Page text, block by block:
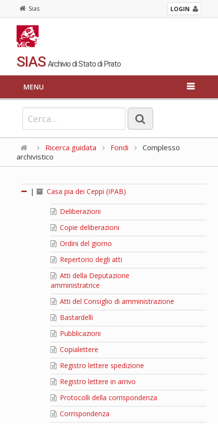
Sias LOGIN
SIAS Archivio di Stato di Prato
MENU
Ricerca guidata Fondi
Complesso
archivistico
| Casa pia dei Ceppi (IPAB)
Deliberazioni
Copie deliberazioni
Ordini del giorno
Repertorio degli atti
Atti della Deputazione
amministratrice
Atti del Consiglio di amministrazione
Bastardelli
Pubblicazioni
Copialettere
Registro lettere spedizione
Registro lettere in arrivo
Protocolli della corrispondenza
Corrispondenza